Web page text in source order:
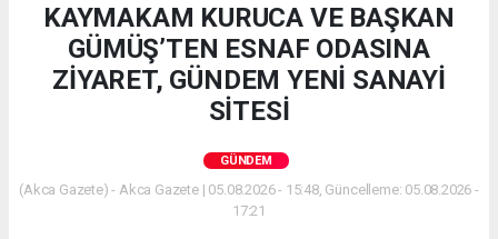
KAYMAKAM KURUCA VE BAŞKAN
GÜMÜŞ’TEN ESNAF ODASINA
ZİYARET, GÜNDEM YENİ SANAYİ
SİTESİ
GÜNDEM
(Akca Gazete) - Akca Gazete | 05.08.2026 - 15:48, Güncelleme: 05.08.2026 -
17:21